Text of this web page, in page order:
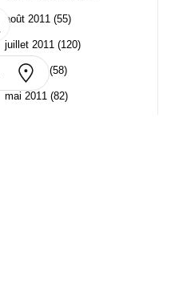
août 2011 (55)
juillet 2011 (120)
juin 2011 (58)
mai 2011 (82)